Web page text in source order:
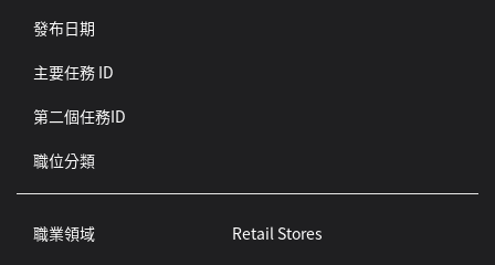
發布日期
主要任務 ID
第二個任務ID
職位分類
職業領域
Retail Stores